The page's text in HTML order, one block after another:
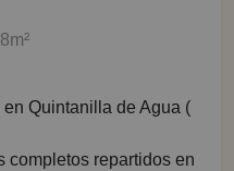
completos repartidos en